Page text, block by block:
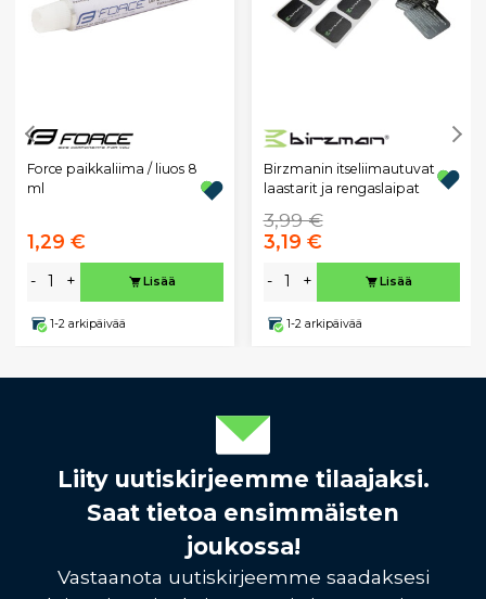
Force paikkaliima / liuos 8
ml
1,29 €
- + Lisää
1-2 arkipäivää
Birzmanin itseliimautuvat
laastarit ja rengaslaipat
3,99 €
3,19 €
- + Lisää
1-2 arkipäivää
Liity uutiskirjeemme tilaajaksi.
Saat tietoa ensimmäisten
joukossa!
Vastaanota uutiskirjeemme saadaksesi